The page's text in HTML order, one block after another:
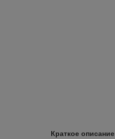
Краткое описание